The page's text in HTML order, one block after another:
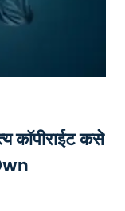
कॉपीराईट कसे